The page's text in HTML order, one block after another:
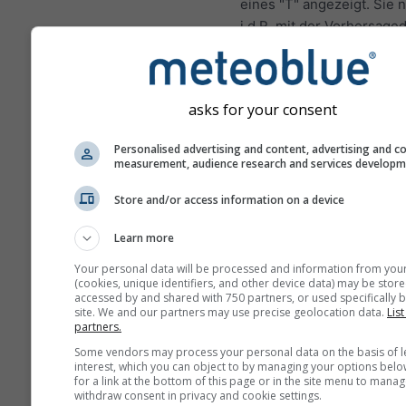
eines "T" angezeigt. Sie
i.d.R. mit der
Diese Vorhersage wird
"Ensemble"-Modellen
Modellläufe mit leicht
variierenden Start-
berechnet, um die
einzuschätzen.
Weitere Wetterdaten
Saisonale
asks for your consent
Personalised advertising and content, advertising and
measurement, audience research and services
Store and/or access information on a device
Learn more
Your personal data will be processed and information from
(cookies, unique identifiers, and other device data) may be
accessed by and shared with 750 partners, or used specifically
site. We and our partners may use precise geolocation data.
partners.
Some vendors may process your personal data on the basis of
interest, which you can object to by managing your options
for a link at the bottom of this page or in the site menu to
withdraw consent in privacy and cookie settings.